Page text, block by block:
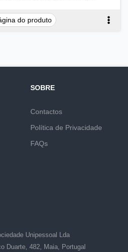
do produto
SOBRE
Contactos
Política de Privacidade
FAQs
Unipessoal Lda
Duarte, 482, Maia, Portugal